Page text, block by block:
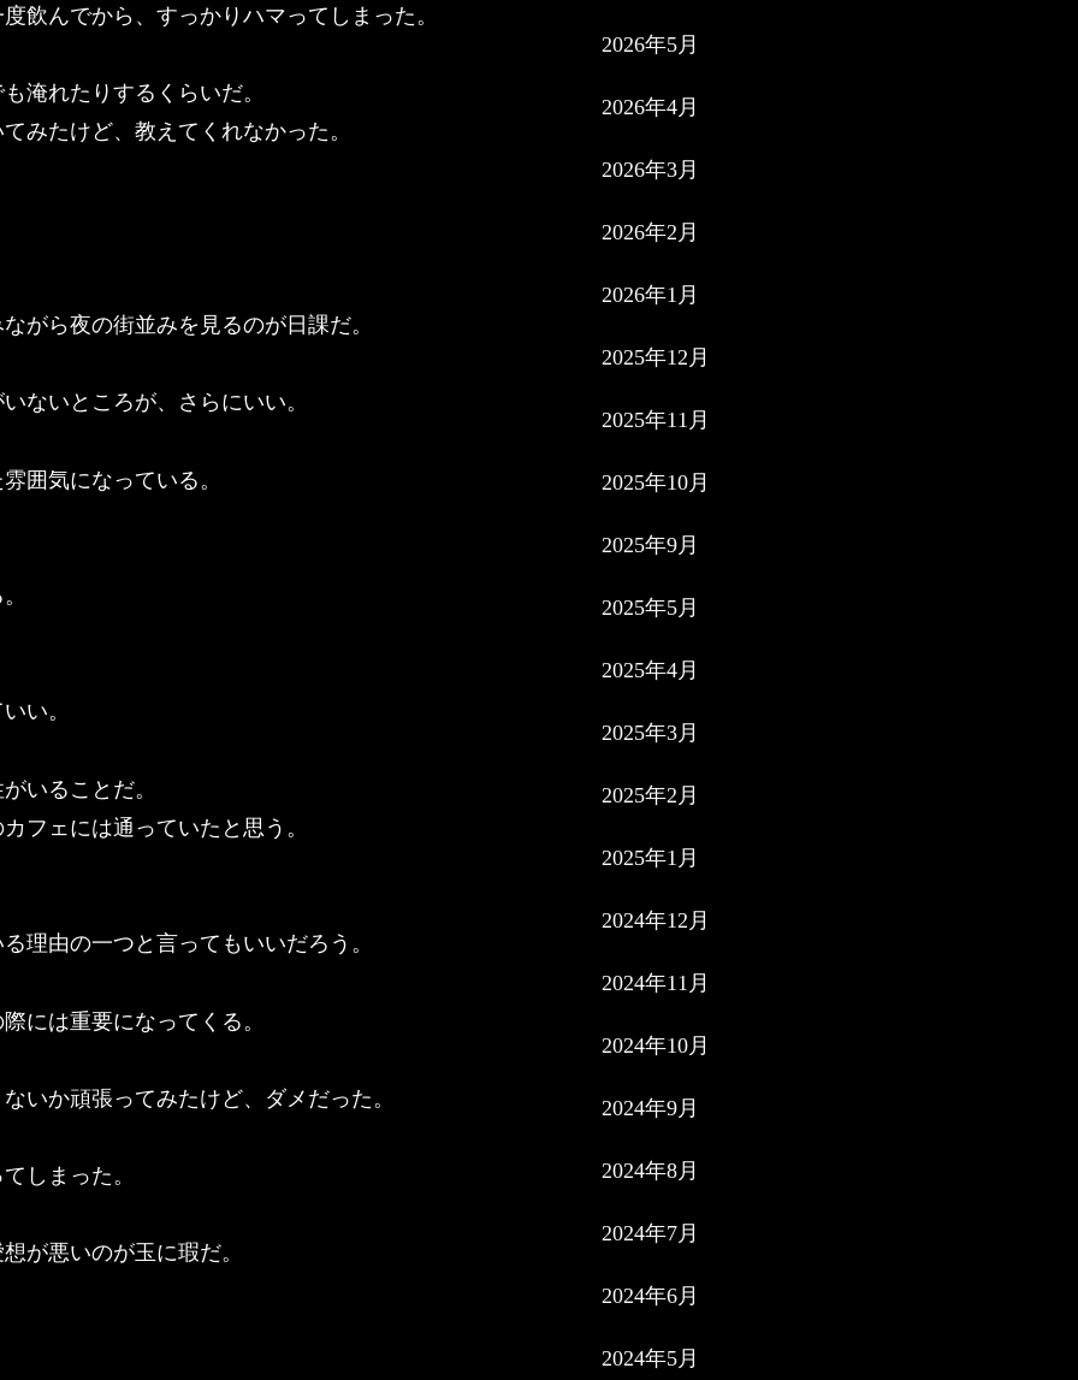
飲んでから、すっかりハマってしまった。
淹れたりするくらいだ。
みたけど、教えてくれなかった。
がら夜の街並みを見るのが日課だ。
ないところが、さらにいい。
囲気になっている。
い。
いることだ。
フェには通っていたと思う。
理由の一つと言ってもいいだろう。
には重要になってくる。
いか頑張ってみたけど、ダメだった。
しまった。
が悪いのが玉に瑕だ。
2026年5月
2026年4月
2026年3月
2026年2月
2026年1月
2025年12月
2025年11月
2025年10月
2025年9月
2025年5月
2025年4月
2025年3月
2025年2月
2025年1月
2024年12月
2024年11月
2024年10月
2024年9月
2024年8月
2024年7月
2024年6月
2024年5月